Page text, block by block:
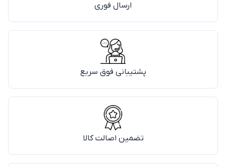
ارسال فوری
پشتیبانی فوق سریع
تضمین اصالت کالا